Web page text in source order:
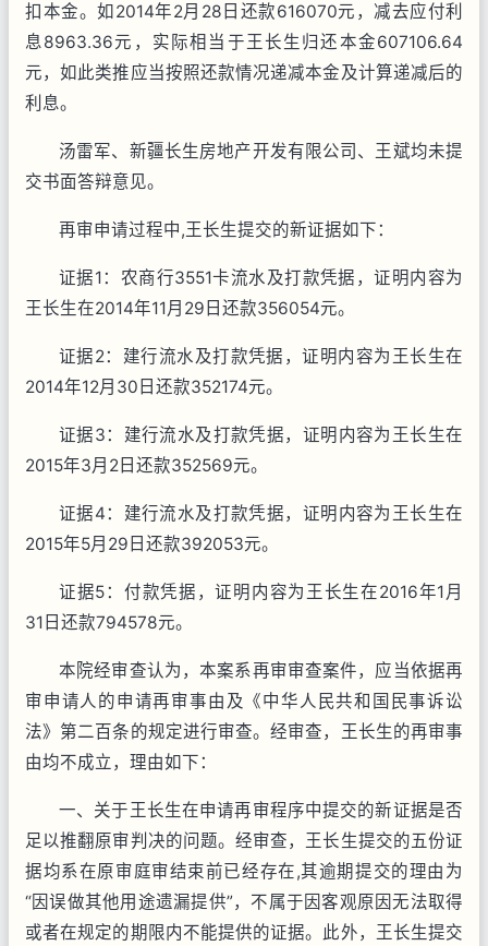
扣本金。如2014年2月28日还款616070元，减去应付利
息8963.36元，实际相当于王长生归还本金607106.64
元，如此类推应当按照还款情况递减本金及计算递减后的
利息。
汤雷军、新疆长生房地产开发有限公司、王斌均未提
交书面答辩意见。
再审申请过程中,王长生提交的新证据如下：
证据1：农商行3551卡流水及打款凭据，证明内容为
王长生在2014年11月29日还款356054元。
证据2：建行流水及打款凭据，证明内容为王长生在
2014年12月30日还款352174元。
证据3：建行流水及打款凭据，证明内容为王长生在
2015年3月2日还款352569元。
证据4：建行流水及打款凭据，证明内容为王长生在
2015年5月29日还款392053元。
证据5：付款凭据，证明内容为王长生在2016年1月
31日还款794578元。
本院经审查认为，本案系再审审查案件，应当依据再
审申请人的申请再审事由及《中华人民共和国民事诉讼
法》第二百条的规定进行审查。经审查，王长生的再审事
由均不成立，理由如下：
一、关于王长生在申请再审程序中提交的新证据是否
足以推翻原审判决的问题。经审查，王长生提交的五份证
据均系在原审庭审结束前已经存在,其逾期提交的理由为
“因误做其他用途遗漏提供”，不属于因客观原因无法取得
或者在规定的期限内不能提供的证据。此外，王长生提交